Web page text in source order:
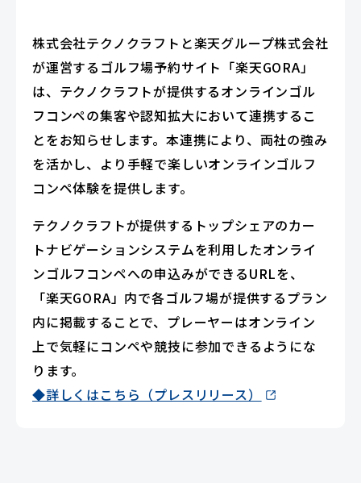
株式会社テクノクラフトと楽天グループ株式会社
が運営するゴルフ場予約サイト「楽天GORA」
は、テクノクラフトが提供するオンラインゴル
フコンペの集客や認知拡大において連携するこ
とをお知らせします。本連携により、両社の強み
を活かし、より手軽で楽しいオンラインゴルフ
コンペ体験を提供します。
テクノクラフトが提供するトップシェアのカー
トナビゲーションシステムを利用したオンライ
ンゴルフコンペへの申込みができるURLを、
「楽天GORA」内で各ゴルフ場が提供するプラン
内に掲載することで、プレーヤーはオンライン
上で気軽にコンペや競技に参加できるようにな
ります。
◆詳しくはこちら（プレスリリース）